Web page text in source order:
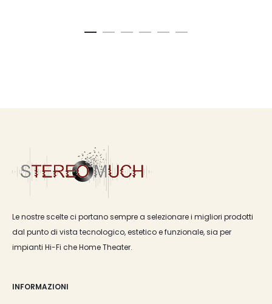
Le nostre scelte ci portano sempre a selezionare i migliori prodotti
dal punto di vista tecnologico, estetico e funzionale, sia per
impianti Hi-Fi che Home Theater.
INFORMAZIONI